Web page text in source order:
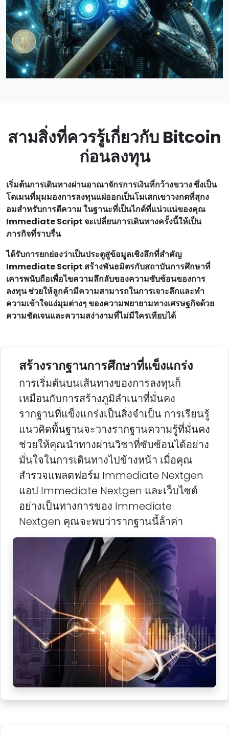
สามสิ่งที่ควรรู้เกี่ยวกับ Bitcoin
ก่อนลงทุน
เริ่มต้นการเดินทางผ่านอาณาจักรการเงินที่กว้างขวาง ซึ่งเป็น
โดเมนที่มุมมองการลงทุนแผ่ออกเป็นโมเสกเขาวงกตที่สุกง
อมสําหรับการตีความ ในฐานะที่เป็นไกด์ที่แน่วแน่ของคุณ
Immediate Script จะเปลี่ยนการเดินทางครั้งนี้ให้เป็น
ภารกิจที่ราบรื่น
ได้รับการยกย่องว่าเป็นประตูสู่ข้อมูลเชิงลึกที่สําคัญ
Immediate Script สร้างพันธมิตรกับสถาบันการศึกษาที่
เคารพนับถือเพื่อไขความลึกลับของความซับซ้อนของการ
ลงทุน ช่วยให้ลูกค้ามีความสามารถในการเจาะลึกและทํา
ความเข้าใจแง่มุมต่างๆ ของความพยายามทางเศรษฐกิจด้วย
ความชัดเจนและความสง่างามที่ไม่มีใครเทียบได้
สร้างรากฐานการศึกษาที่แข็งแกร่ง
การเริ่มต้นบนเส้นทางของการลงทุนก็
เหมือนกับการสร้างภูมิลําเนาที่มั่นคง
รากฐานที่แข็งแกร่งเป็นสิ่งจําเป็น การเรียนรู้
แนวคิดพื้นฐานจะวางรากฐานความรู้ที่มั่นคง
ช่วยให้คุณนําทางผ่านวิชาที่ซับซ้อนได้อย่าง
มั่นใจในการเดินทางไปข้างหน้า เมื่อคุณ
สํารวจแพลตฟอร์ม Immediate Nextgen
แอป Immediate Nextgen และเว็บไซต์
อย่างเป็นทางการของ Immediate
Nextgen คุณจะพบว่ารากฐานนี้ล้ําค่า